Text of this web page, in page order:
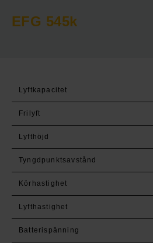
EFG 545k
Lyftkapacitet
Frilyft
Lyfthöjd
Tyngdpunktsavstånd
Körhastighet
Lyfthastighet
Batterispänning